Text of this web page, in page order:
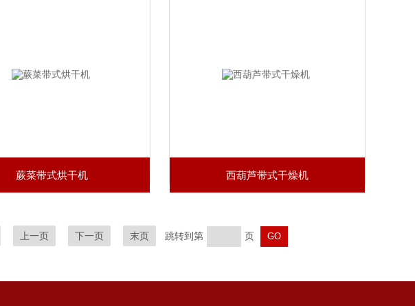
蕨菜带式烘干机 西葫芦带式干燥机
上一页 下一页 末页 跳转到第 页